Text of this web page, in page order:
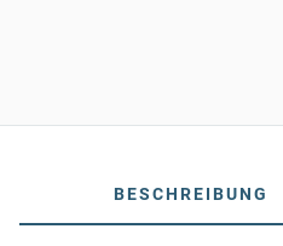
BESCHREIBUNG